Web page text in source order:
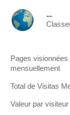
--
Pages visionnées
mensuellement
Total de Visitas
Valeur par visiteur